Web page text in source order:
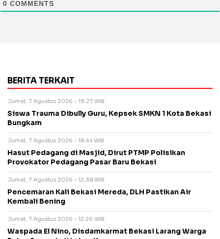
0 COMMENTS
BERITA TERKAIT
Jumat, 7 Agustus 2026 - 19:27 WIB
Siswa Trauma Dibully Guru, Kepsek SMKN 1 Kota Bekasi
Bungkam
Jumat, 7 Agustus 2026 - 18:44 WIB
Hasut Pedagang di Masjid, Dirut PTMP Polisikan
Provokator Pedagang Pasar Baru Bekasi
Jumat, 7 Agustus 2026 - 12:38 WIB
Pencemaran Kali Bekasi Mereda, DLH Pastikan Air
Kembali Bening
Jumat, 7 Agustus 2026 - 12:26 WIB
Waspada El Nino, Disdamkarmat Bekasi Larang Warga